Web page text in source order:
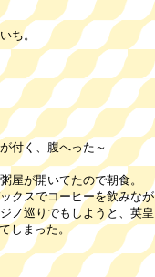
いち。
付く、腹へった～
いてたので朝食。 う
コーヒーを飲みながら
でもしようと、英皇
まった。